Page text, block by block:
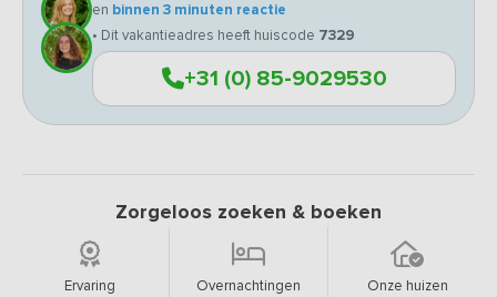
en binnen 3 minuten reactie
• Dit vakantieadres heeft huiscode 7329
+31 (0) 85-9029530
Zorgeloos zoeken & boeken
Ervaring Overnachtingen Onze huizen